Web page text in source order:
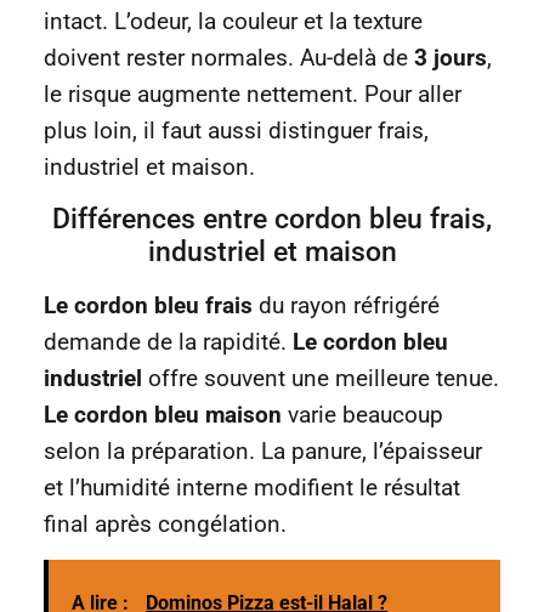
intact. L’odeur, la couleur et la texture
doivent rester normales. Au-delà de 3 jours,
le risque augmente nettement. Pour aller
plus loin, il faut aussi distinguer frais,
industriel et maison.
Différences entre cordon bleu frais,
industriel et maison
Le cordon bleu frais du rayon réfrigéré
demande de la rapidité. Le cordon bleu
industriel offre souvent une meilleure tenue.
Le cordon bleu maison varie beaucoup
selon la préparation. La panure, l’épaisseur
et l’humidité interne modifient le résultat
final après congélation.
A lire : Dominos Pizza est-il Halal ?